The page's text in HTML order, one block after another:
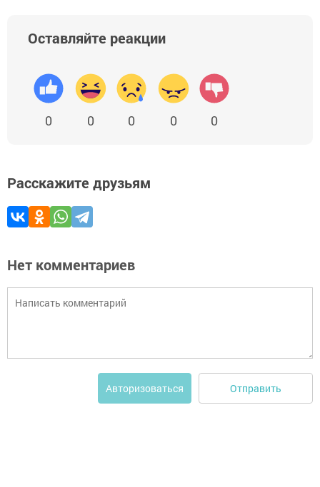
Оставляйте реакции
0 0 0 0 0
Расскажите друзьям
Нет комментариев
Авторизоваться Отправить